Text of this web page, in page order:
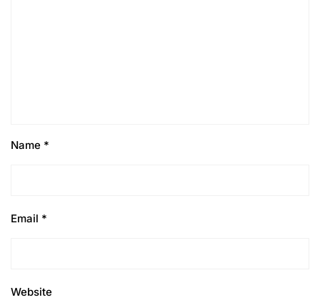
Name *
Email *
Website